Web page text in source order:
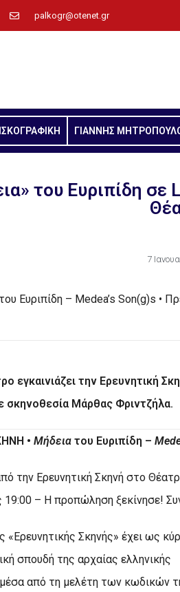
palkogr@otenet.gr
ΓΙΑΝΝΗΣ
του Ευριπίδη σε
7
Ευριπίδη – Medea’s Son(g)s •
εγκαινιάζει την Ερευνητική
σκηνοθεσία Μάρθας Φριντζήλα.
•Μήδεια του Ευριπίδη –
την Ερευνητική Σκηνή στο
19:00 – Η προπώληση ξεκίνησε!
«Ερευνητικής Σκηνής» έχει ως
σπουδή της αρχαίας ελληνικής
από τη μελέτη των κωδικών